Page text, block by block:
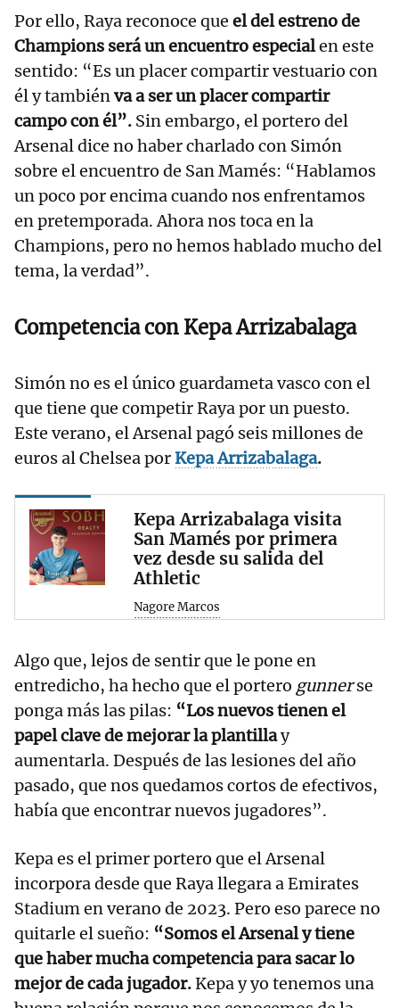
Por ello, Raya reconoce que el del estreno de
Champions será un encuentro especialen este
sentido: “Es un placer compartir vestuario con
él y tambiénva a ser un placer compartir
campo con él”. Sin embargo, el portero del
Arsenal dice no haber charlado con Simón
sobre el encuentro de San Mamés: “Hablamos
un poco por encima cuando nos enfrentamos
en pretemporada. Ahora nos toca en la
Champions, pero no hemos hablado mucho del
tema, la verdad”.
Competencia con Kepa Arrizabalaga
Simón no es el único guardameta vasco con el
que tiene que competir Raya por un puesto.
Este verano, el Arsenal pagó seis millones de
euros al Chelsea porKepa Arrizabalaga.
Kepa Arrizabalaga visita
San Mamés por primera
vez desde su salida del
Athletic
Nagore Marcos
Algo que, lejos de sentir que le pone en
entredicho, ha hecho que el portero gunnerse
ponga más las pilas: “Los nuevos tienen el
papel clave de mejorar la plantillay
aumentarla. Después de las lesiones del año
pasado, que nos quedamos cortos de efectivos,
había que encontrar nuevos jugadores”.
Kepa es el primer portero que el Arsenal
incorpora desde que Raya llegara a Emirates
Stadium en verano de 2023. Pero eso parece no
quitarle el sueño: “Somos el Arsenal y tiene
que haber mucha competencia para sacar lo
mejor de cada jugador.Kepa y yo tenemos una